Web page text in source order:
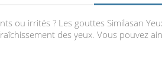
ou irrités ? Les gouttes Similasan
des yeux. Vous pouvez